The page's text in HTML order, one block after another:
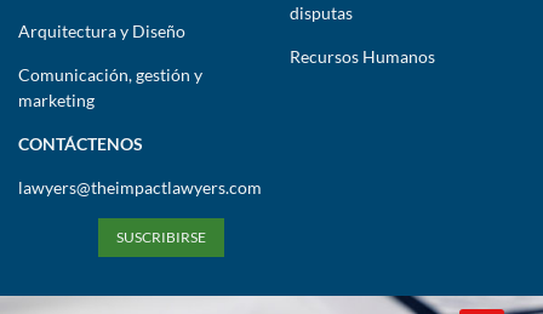
Arquitectura y Diseño
Comunicación, gestión y
marketing
disputas
Recursos Humanos
CONTÁCTENOS
lawyers@theimpactlawyers.com
SUSCRIBIRSE